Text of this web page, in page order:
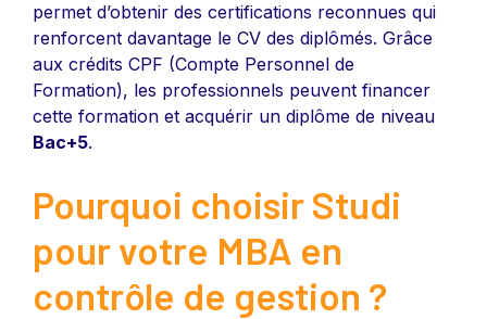
permet d’obtenir des certifications reconnues qui
renforcent davantage le CV des diplômés. Grâce
aux crédits CPF (Compte Personnel de
Formation), les professionnels peuvent financer
cette formation et acquérir un diplôme de niveau
Bac+5.
Pourquoi choisir Studi
pour votre MBA en
contrôle de gestion ?